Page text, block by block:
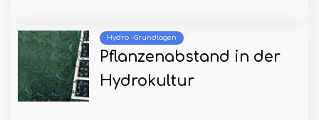
Hydro -Grundlagen
Pflanzenabstand in der
Hydrokultur